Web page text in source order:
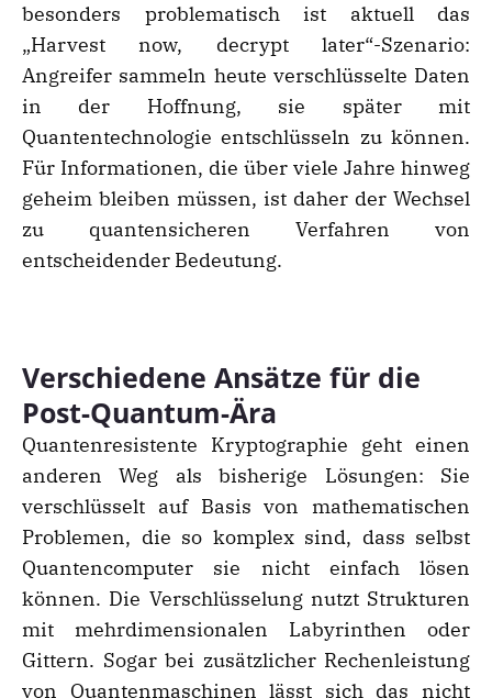
besonders problematisch ist aktuell das
„Harvest now, decrypt later“-Szenario:
Angreifer sammeln heute verschlüsselte Daten
in der Hoffnung, sie später mit
Quantentechnologie entschlüsseln zu können.
Für Informationen, die über viele Jahre hinweg
geheim bleiben müssen, ist daher der Wechsel
zu quantensicheren Verfahren von
entscheidender Bedeutung.
Verschiedene Ansätze für die
Post-Quantum-Ära
Quantenresistente Kryptographie geht einen
anderen Weg als bisherige Lösungen: Sie
verschlüsselt auf Basis von mathematischen
Problemen, die so komplex sind, dass selbst
Quantencomputer sie nicht einfach lösen
können. Die Verschlüsselung nutzt Strukturen
mit mehrdimensionalen Labyrinthen oder
Gittern. Sogar bei zusätzlicher Rechenleistung
von Quantenmaschinen lässt sich das nicht